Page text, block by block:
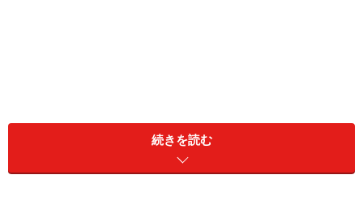
金融は計算、タックスは数字が問われやす
い
続きを読む